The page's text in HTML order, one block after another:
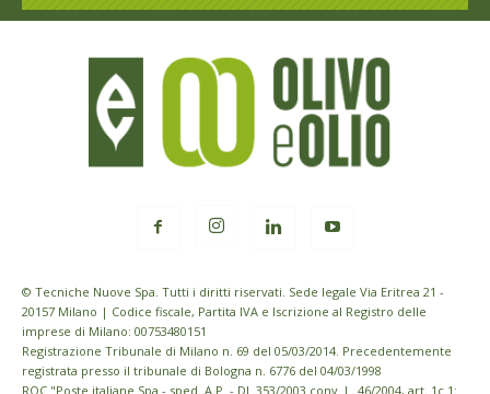
© Tecniche Nuove Spa. Tutti i diritti riservati. Sede legale Via Eritrea 21 -
20157 Milano | Codice fiscale, Partita IVA e Iscrizione al Registro delle
imprese di Milano: 00753480151
Registrazione Tribunale di Milano n. 69 del 05/03/2014. Precedentemente
registrata presso il tribunale di Bologna n. 6776 del 04/03/1998
ROC "Poste italiane Spa - sped. A.P. - DL 353/2003 conv. L. 46/2004, art. 1c.1: